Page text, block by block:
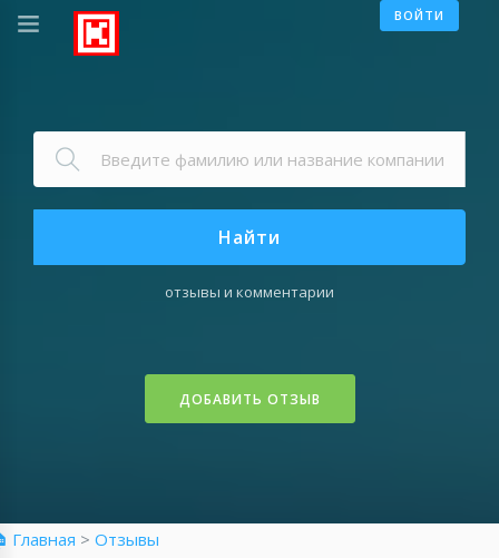
ВОЙТИ
Найти
отзывы и комментарии
ДОБАВИТЬ ОТЗЫВ
Главная > Отзывы